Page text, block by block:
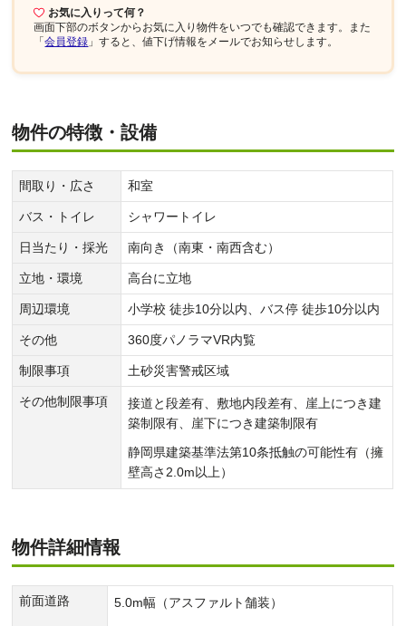
お気に入りって何？
画面下部のボタンからお気に入り物件をいつでも確認できます。また
「会員登録 」すると、値下げ情報をメールでお知らせします。
物件の特徴・設備
間取り・広さ 和室
バス・トイレ シャワートイレ
日当たり・採光 南向き（南東・南西含む）
立地・環境 高台に立地
周辺環境 小学校 徒歩10分以内、バス停 徒歩10分以内
その他 360度パノラマVR内覧
制限事項 土砂災害警戒区域
その他制限事項
接道と段差有、敷地内段差有、崖上につき建
築制限有、崖下につき建築制限有
静岡県建築基準法第10条抵触の可能性有（擁
壁高さ2.0m以上）
物件詳細情報
前面道路 5.0m幅（アスファルト舗装）